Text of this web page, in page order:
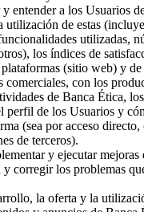
entender a los Usuarios
utilización de estas
utilizadas,
los índices de
(sitio web) y
comerciales, con los
de Banca Ética,
perfil de los Usuarios y
(sea por acceso directo,
de terceros).
y ejecutar mejoras
corregir los problemas
la oferta y la